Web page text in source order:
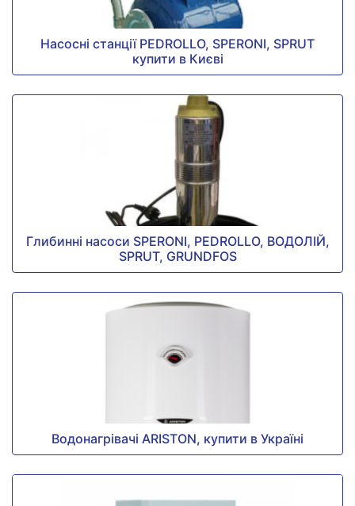
Насосні станції PEDROLLO, SPERONI, SPRUT
купити в Києві
Глибинні насоси SPERONI, PEDROLLO, ВОДОЛІЙ,
SPRUT, GRUNDFOS
Водонагрівачі ARISTON, купити в Україні